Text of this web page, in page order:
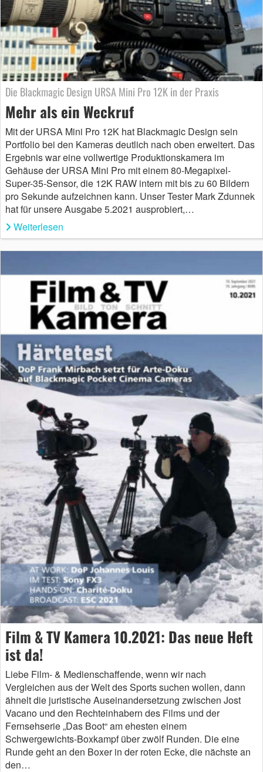
Die Blackmagic Design URSA Mini Pro 12K in der Praxis
Mehr als ein Weckruf
Mit der URSA Mini Pro 12K hat Blackmagic Design sein
Portfolio bei den Kameras deutlich nach oben erweitert. Das
Ergebnis war eine vollwertige Produktionskamera im
Gehäuse der URSA Mini Pro mit einem 80-Megapixel-
Super-35-Sensor, die 12K RAW intern mit bis zu 60 Bildern
pro Sekunde aufzeichnen kann. Unser Tester Mark Zdunnek
hat für unsere Ausgabe 5.2021 ausprobiert,…
Weiterlesen
Film & TV Kamera 10.2021: Das neue Heft
ist da!
Liebe Film- & Medienschaffende, wenn wir nach
Vergleichen aus der Welt des Sports suchen wollen, dann
ähnelt die juristische Auseinandersetzung zwischen Jost
Vacano und den Rechteinhabern des Films und der
Fernsehserie „Das Boot“ am ehesten einem
Schwergewichts-Boxkampf über zwölf Runden. Die eine
Runde geht an den Boxer in der roten Ecke, die nächste an
den…